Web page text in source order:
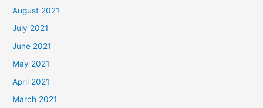
August 2021
July 2021
June 2021
May 2021
April 2021
March 2021